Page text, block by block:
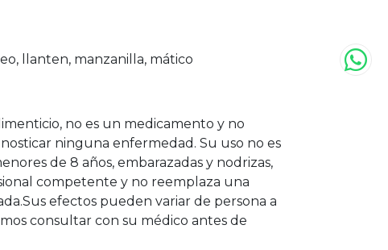
llanten, manzanilla, mático
no es un medicamento y no
ninguna enfermedad. Su uso no es
de 8 años, embarazadas y nodrizas,
competente y no reemplaza una
efectos pueden variar de persona a
consultar con su médico antes de